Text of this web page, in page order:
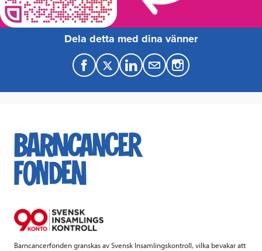
Dela detta med dina vänner
F
a
e
b
k
T
w
t
t
L
i
k
e
M
a
Barncancerfonden granskas av Svensk Insamlingskontroll, vilka bevakar att